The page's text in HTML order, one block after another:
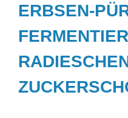
ERBSEN-